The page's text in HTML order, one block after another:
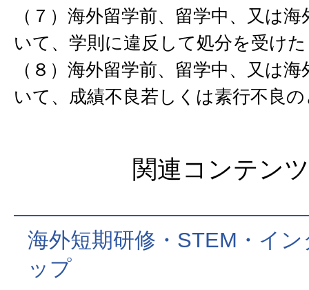
（７）海外留学前、留学中、又は
いて、学則に違反して処分を受け
（８）海外留学前、留学中、又は
いて、成績不良若しくは素行不良
関連コンテンツ
海外短期研修・STEM・イ
ップ